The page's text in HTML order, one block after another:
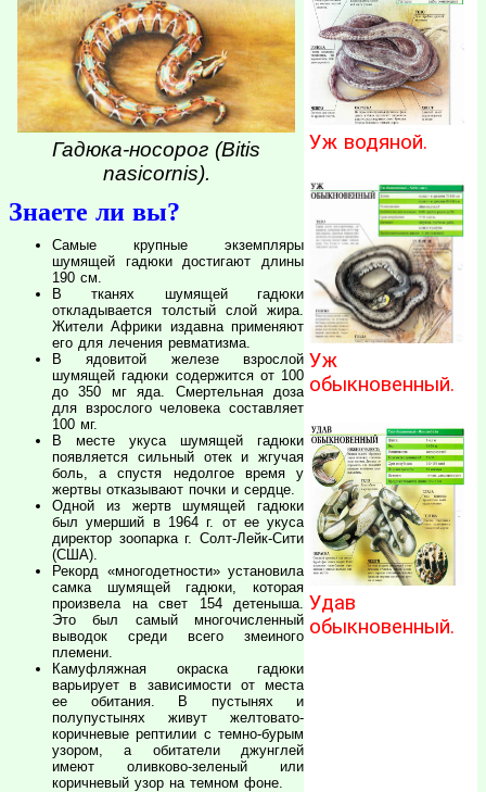
Гадюка-носорог (Bitis
nasicornis).
Знаете ли вы?
Самые крупные экземпляры
шумящей гадюки достигают длины
190 см.
В тканях шумящей гадюки
откладывается толстый слой жира.
Жители Африки издавна применяют
его для лечения ревматизма.
В ядовитой железе взрослой
шумящей гадюки содержится от 100
до 350 мг яда. Смертельная доза
для взрослого человека составляет
100 мг.
В месте укуса шумящей гадюки
появляется сильный отек и жгучая
боль, а спустя недолгое время у
жертвы отказывают почки и сердце.
Одной из жертв шумящей гадюки
был умерший в 1964 г. от ее укуса
директор зоопарка г. Солт-Лейк-Сити
(США).
Рекорд «многодетности» установила
самка шумящей гадюки, которая
произвела на свет 154 детеныша.
Это был самый многочисленный
выводок среди всего змеиного
племени.
Камуфляжная окраска гадюки
варьирует в зависимости от места
ее обитания. В пустынях и
полупустынях живут желтовато-
коричневые рептилии с темно-бурым
узором, а обитатели джунглей
имеют оливково-зеленый или
коричневый узор на темном фоне.
Уж водяной.
Уж
обыкновенный.
Удав
обыкновенный.